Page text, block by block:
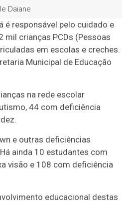
Daiane
é responsável pelo cuidado e
mil crianças PCDs (Pessoas
em escolas e creches.
Municipal de Educação
na rede escolar
44 com deficiência
e outras deficiências
ainda 10 estudantes com
visão e 108 com deficiência
educacional destas